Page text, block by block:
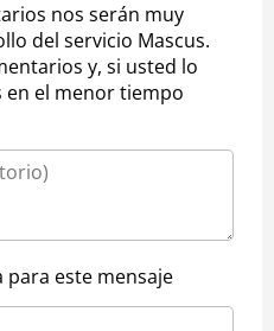
nos serán muy
del servicio Mascus.
y, si usted lo
el menor tiempo
este mensaje